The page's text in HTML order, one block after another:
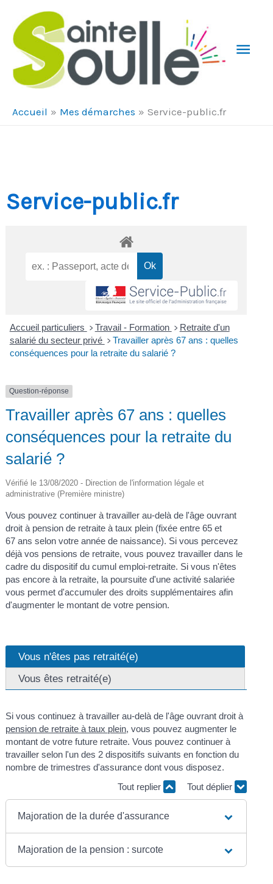
Accueil Mes démarches Service-public.fr
Service-public.fr
Accueil particuliers > Travail - Formation > Retraite d'un
salarié du secteur privé > Travailler après 67 ans : quelles
conséquences pour la retraite du salarié ?
Question-réponse
Travailler après 67 ans : quelles
conséquences pour la retraite du
salarié ?
Vérifié le 13/08/2020 - Direction de l'information légale et
administrative (Première ministre)
Vous pouvez continuer à travailler au-delà de l'âge ouvrant
droit à pension de retraite à taux plein (fixée entre 65 et
67 ans selon votre année de naissance). Si vous percevez
déjà vos pensions de retraite, vous pouvez travailler dans le
cadre du dispositif du cumul emploi-retraite. Si vous n'êtes
pas encore à la retraite, la poursuite d'une activité salariée
vous permet d'accumuler des droits supplémentaires afin
d'augmenter le montant de votre pension.
Vous n'êtes pas retraité(e)
Vous êtes retraité(e)
Si vous continuez à travailler au-delà de l'âge ouvrant droit à
pension de retraite à taux plein, vous pouvez augmenter le
montant de votre future retraite. Vous pouvez continuer à
travailler selon l'un des 2 dispositifs suivants en fonction du
nombre de trimestres d'assurance dont vous disposez.
Tout replier
Tout déplier
Majoration de la durée d'assurance
Majoration de la pension : surcote